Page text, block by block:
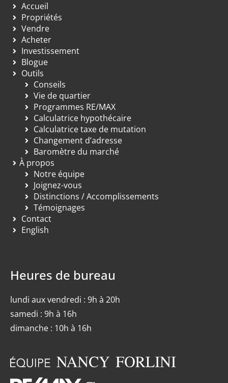
Accueil
Propriétés
Vendre
Acheter
Investissement
Blogue
Outils
Conseils
Vie de quartier
Programmes RE/MAX
Calculatrice hypothécaire
Calculatrice taxe de mutation
Changement d’adresse
Baromètre du marché
À propos
Notre équipe
Joignez-vous
Distinctions / Accomplissements
Témoignages
Contact
English
Heures de bureau
lundi aux vendredi : 9h à 20h
samedi : 9h à 16h
dimanche : 10h à 16h